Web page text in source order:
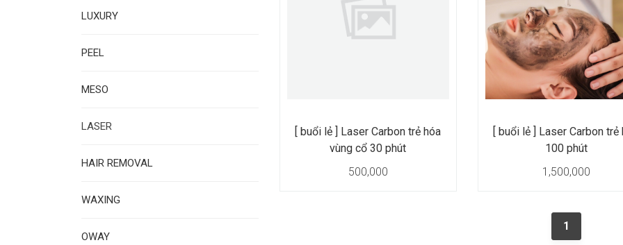
LUXURY
PEEL
MESO
LASER
HAIR REMOVAL
WAXING
OWAY
[ buổi lẻ ] Laser Carbon trẻ hóa
vùng cổ 30 phút
500,000
[ buổi lẻ ] Laser Carbon trẻ
100 phút
1,500,000
1